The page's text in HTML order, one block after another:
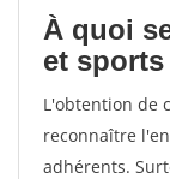
À quoi
et sports
L'obtention de
reconnaître
adhérents.